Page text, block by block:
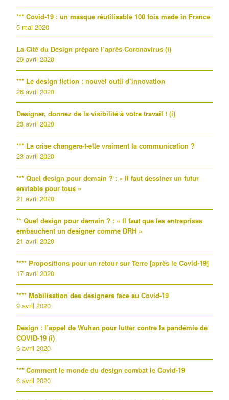
*** Covid-19 : un masque réutilisable 100 fois made in France
5 mai 2020
La Cité du Design prépare l’après Coronavirus (i)
29 avril 2020
*** Le design fiction : nouvel outil d’innovation
26 avril 2020
Designer, donnez de la visibilité à votre travail ! (i)
23 avril 2020
*** La crise changera-t-elle vraiment la communication ?
23 avril 2020
*** Quel design pour demain ? : « Il faut dessiner un futur
enviable pour tous »
21 avril 2020
** Quel design pour demain ? : « Il faut que les entreprises
embauchent un designer comme DRH »
21 avril 2020
**** Propositions pour un retour sur Terre [après le Covid-19]
17 avril 2020
**** Mobilisation des designers face au Covid-19
9 avril 2020
Design : l’appel de Wuhan pour lutter contre la pandémie de
COVID-19 (i)
6 avril 2020
*** Comment le monde du design combat le Covid-19
6 avril 2020